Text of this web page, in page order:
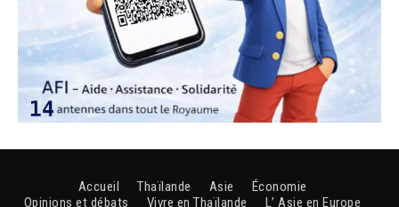
Accueil Thaïlande Asie
Économie
Opinions et débats
Vivre en Thaïlande L’ Asie en Europe